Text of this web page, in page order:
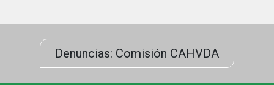
Denuncias: Comisión CAHVDA